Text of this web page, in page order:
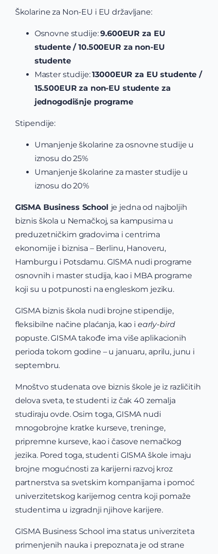
Školarine za Non-EU i EU državljane:
Osnovne studije:9.600EUR za EU
studente / 10.500EUR za non-EU
studente
Master studije:13000EUR za EU studente /
15.500EUR za non-EU studente za
jednogodišnje programe
Stipendije:
Umanjenje školarine za osnovne studije u
iznosu do 25%
Umanjenje školarine za master studije u
iznosu do 20%
GISMA Business School je jedna od najboljih
biznis škola u Nemačkoj, sa kampusima u
preduzetničkim gradovima i centrima
ekonomije i biznisa – Berlinu, Hanoveru,
Hamburgu i Potsdamu. GISMA nudi programe
osnovnih i master studija, kao i MBA programe
koji su u potpunosti na engleskom jeziku.
GISMA biznis škola nudi brojne stipendije,
fleksibilne načine plaćanja, kao i early-bird
popuste. GISMA takođe ima više aplikacionih
perioda tokom godine – u januaru, aprilu, junu i
septembru.
Mnoštvo studenata ove biznis škole je iz različitih
delova sveta, te studenti iz čak 40 zemalja
studiraju ovde. Osim toga, GISMA nudi
mnogobrojne kratke kurseve, treninge,
pripremne kurseve, kao i časove nemačkog
jezika. Pored toga, studenti GISMA škole imaju
brojne mogućnosti za karijerni razvoj kroz
partnerstva sa svetskim kompanijama i pomoć
univerzitetskog karijernog centra koji pomaže
studentima u izgradnji njihove karijere.
GISMA Business School ima status univerziteta
primenjenih nauka i prepoznata je od strane